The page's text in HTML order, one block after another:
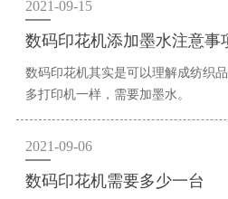
2021-09-15
数码印花机添加墨水注意事
数码印花机其实是可以理解成纺织
多打印机一样，需要加墨水。
2021-09-06
数码印花机需要多少一台